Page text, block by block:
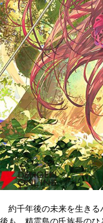
約千年後の未来を生きる